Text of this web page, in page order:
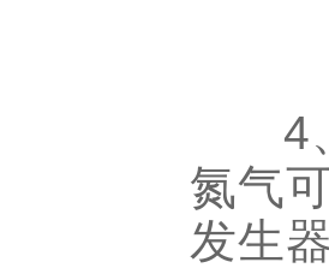
4、
氮气
发生